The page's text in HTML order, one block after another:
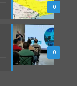
0
0